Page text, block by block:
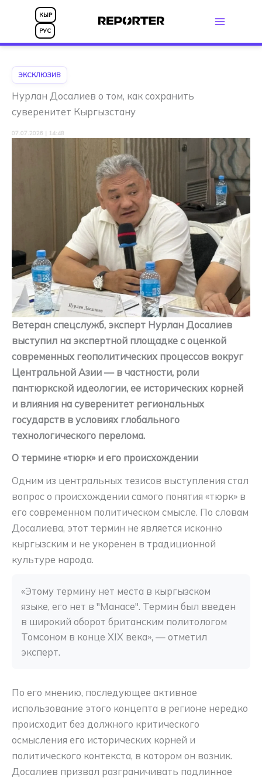
Перейти
содержимому
КЫР
РУС
ЭКСКЛЮЗИВ
Нурлан Досалиев о том, как сохранить
суверенитет Кыргызстану
07.07.2026 | 14:48
Ветеран спецслужб, эксперт Нурлан Досалиев
выступил на экспертной площадке с оценкой
современных геополитических процессов вокруг
Центральной Азии — в частности, роли
пантюркской идеологии, ее исторических корней
и влияния на суверенитет региональных
государств в условиях глобального
технологического перелома.
О термине «тюрк» и его происхождении
Одним из центральных тезисов выступления стал
вопрос о происхождении самого понятия «тюрк» в
его современном политическом смысле. По словам
Досалиева, этот термин не является исконно
кыргызским и не укоренен в традиционной
культуре народа.
«Этому термину нет места в кыргызском
языке, его нет в "Манасе". Термин был введен
в широкий оборот британским политологом
Томсоном в конце XIX века», — отметил
эксперт.
По его мнению, последующее активное
использование этого концепта в регионе нередко
происходит без должного критического
осмысления его исторических корней и
политического контекста, в котором он возник.
Досалиев призвал разграничивать подлинное